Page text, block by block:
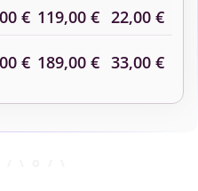
€ 119,00 € 22,00 €
€ 189,00 € 33,00 €